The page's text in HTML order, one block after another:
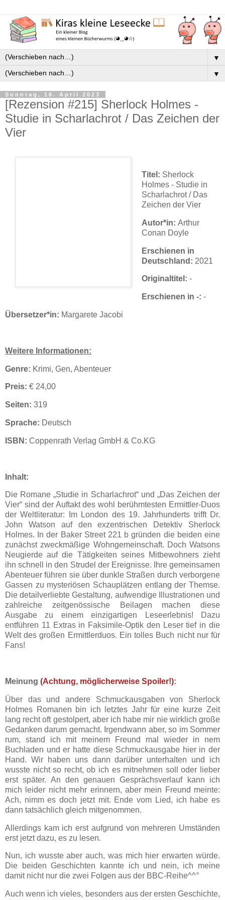
▼
▼
Sonntag, 16. April 2023
[Rezension #215] Sherlock Holmes -
Studie in Scharlachrot / Das Zeichen der
Vier
Titel: Sherlock
Holmes - Studie in
Scharlachrot / Das
Zeichen der Vier
Autor*in: Arthur
Conan Doyle
Erschienen in
Deutschland: 2021
Originaltitel: -
Erschienen in -: -
Übersetzer*in: Margarete Jacobi
Weitere Informationen:
Genre: Krimi, Gen, Abenteuer
Preis: € 24,00
Seiten: 319
Sprache: Deutsch
ISBN: Coppenrath Verlag GmbH & Co.KG
Inhalt:
Die Romane „Studie in Scharlachrot“ und „Das Zeichen der
Vier“ sind der Auftakt des wohl berühmtesten Ermittler-Duos
der Weltliteratur: Im London des 19. Jahrhunderts trifft Dr.
John Watson auf den exzentrischen Detektiv Sherlock
Holmes. In der Baker Street 221 b gründen die beiden eine
zunächst zweckmäßige Wohngemeinschaft. Doch Watsons
Neugierde auf die Tätigkeiten seines Mitbewohners zieht
ihn schnell in den Strudel der Ereignisse. Ihre gemeinsamen
Abenteuer führen sie über dunkle Straßen durch verborgene
Gassen zu mysteriösen Schauplätzen entlang der Themse.
Die detailverliebte Gestaltung, aufwendige Illustrationen und
zahlreiche zeitgenössische Beilagen machen diese
Ausgabe zu einem einzigartigen Leseerlebnis! Dazu
entführen 11 Extras in Faksimile-Optik den Leser tief in die
Welt des großen Ermittlerduos. Ein tolles Buch nicht nur für
Fans!
Meinung (Achtung, möglicherweise Spoiler!):
Über das und andere Schmuckausgaben von Sherlock
Holmes Romanen bin ich letztes Jahr für eine kurze Zeit
lang recht oft gestolpert, aber ich habe mir nie wirklich große
Gedanken darum gemacht. Irgendwann aber, so im Sommer
rum, stand ich mit meinem Freund mal wieder in nem
Buchladen und er hatte diese Schmuckausgabe hier in der
Hand. Wir haben uns dann darüber unterhalten und ich
wusste nicht so recht, ob ich es mitnehmen soll oder lieber
erst später. An den genauen Gesprächsverlauf kann ich
mich leider nicht mehr erinnern, aber mein Freund meinte:
Ach, nimm es doch jetzt mit. Ende vom Lied, ich habe es
dann tatsächlich gleich mitgenommen.
Allerdings kam ich erst aufgrund von mehreren Umständen
erst jetzt dazu, es zu lesen.
Nun, ich wusste aber auch, was mich hier erwarten würde.
Die beiden Geschichten kannte ich und nein, ich meine
damit nicht nur die zwei Folgen aus der BBC-Reihe^^°
Auch wenn ich vieles, besonders aus der ersten Geschichte,